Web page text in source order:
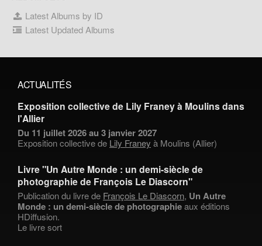
Latest Albums by ID
Latest Updated Albums
ACTUALITÉS
Exposition collective de Lily Franey à Moulins dans
l'Allier
Du 11 juillet 2026 au 3 janvier 2027
Exposition collective de Lily Franey à Moulins (Allier)
Livre "Un Autre Monde : un demi-siècle de
photographie de François Le Diascorn"
Publication du livre de François Le Diascorn, Un Autre
Monde : un demi-siècle de photographieaux éditions
HDiffusion.
Le livre sort